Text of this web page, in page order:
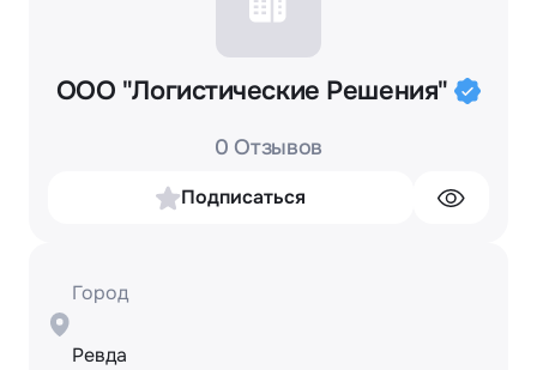
ООО "Логистические Решения"
0 Отзывов
Подписаться
Город
Ревда